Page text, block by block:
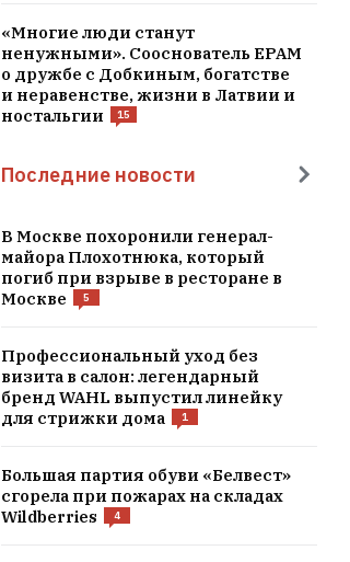
«Многие люди станут
ненужными». Сооснователь EPAM
о дружбе с Добкиным, богатстве
и неравенстве, жизни в Латвии и
ностальгии
15
Последние новости
В Москве похоронили генерал-
майора Плохотнюка, который
погиб при взрыве в ресторане в
Москве
5
Профессиональный уход без
визита в салон: легендарный
бренд WAHL выпустил линейку
для стрижки дома
1
Большая партия обуви «Белвест»
сгорела при пожарах на складах
Wildberries
4